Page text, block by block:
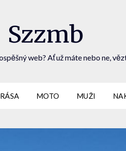
Szzmb
web? Ať už máte nebo ne,
MOTO MUŽI